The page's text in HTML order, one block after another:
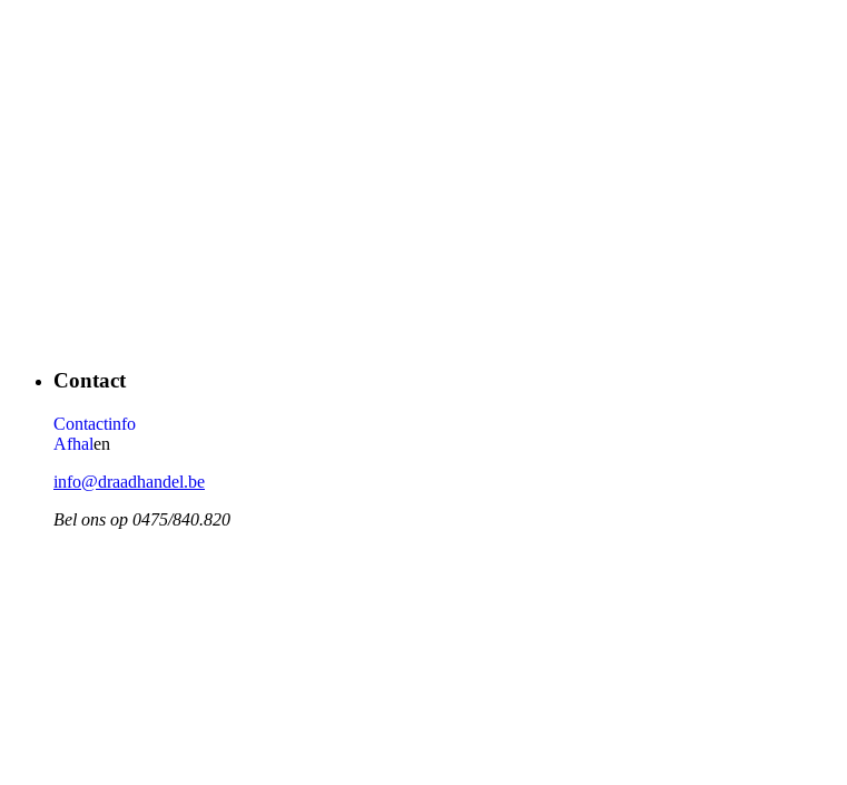
Contact
Contactinfo
Afhalen
info@draadhandel.be
Bel ons op 0475/840.820